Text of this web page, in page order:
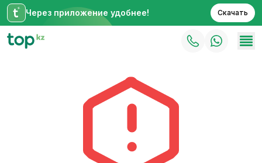
Через приложение удобнее! Скачать